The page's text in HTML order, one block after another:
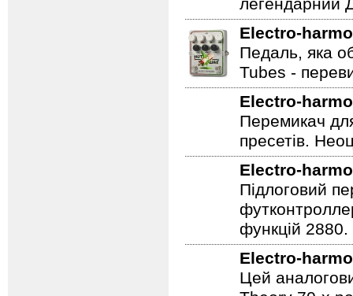
легендарний
Electro-
Педаль, яка
Tubes -
Electro-
Перемикач
пресетів.
Electro-
Підлоговий
функцій 2880.
Electro-
Цей